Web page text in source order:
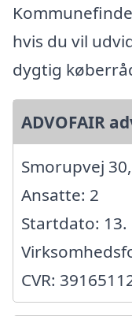
hvis du vil
dygtig
ADVOFAIR
Smorupvej
Ansatte: 2
Startdato: 13.
CVR: